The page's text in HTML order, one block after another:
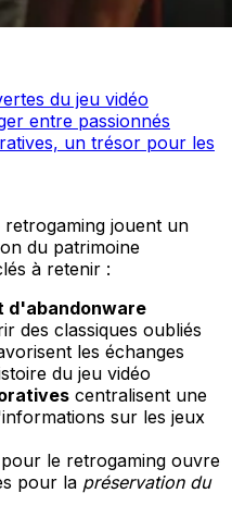
du jeu vidéo
entre passionnés
un trésor pour les
retrogaming jouent un
du patrimoine
à retenir :
d'abandonware
des classiques oubliés
les échanges
du jeu vidéo
centralisent une
sur les jeux
le retrogaming ouvre
pour la préservation du